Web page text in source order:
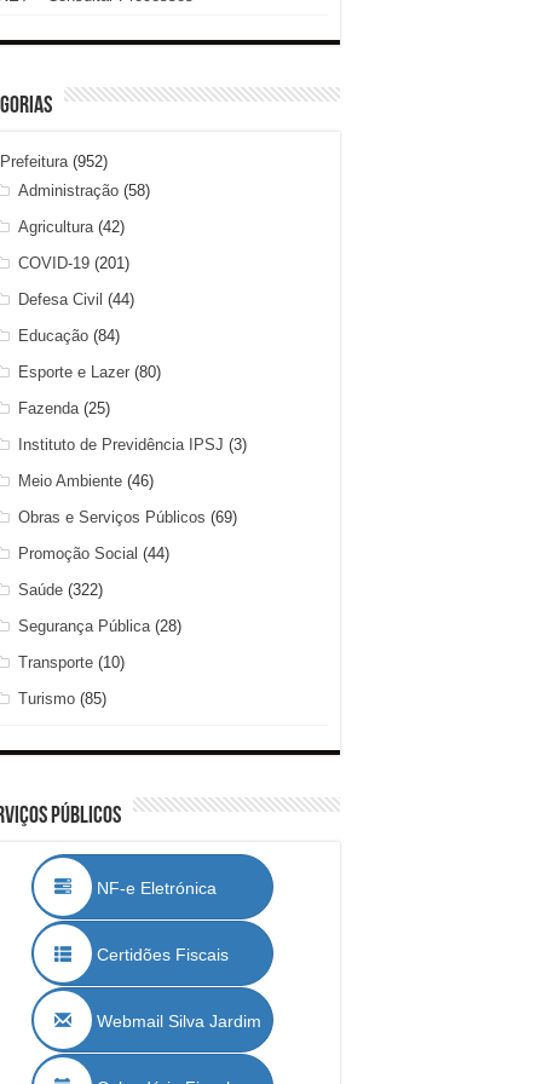
Prefeitura(952)
Administração(58)
Agricultura(42)
COVID-19(201)
Defesa Civil (44)
Educação(84)
Esporte e Lazer(80)
Fazenda(25)
Instituto de Previdência IPSJ (3)
Meio Ambiente(46)
Obras e Serviços Públicos (69)
Promoção Social (44)
Saúde(322)
Segurança Pública(28)
Transporte(10)
Turismo(85)
Públicos
NF-e Eletrónica
Certidões Fiscais
Webmail Silva Jardim